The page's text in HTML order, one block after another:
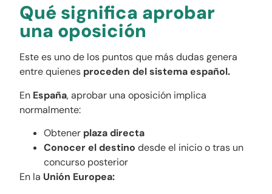
Qué significa aprobar
una oposición
Este es uno de los puntos que más dudas genera
entre quienes proceden del sistema español.
En España, aprobar una oposición implica
normalmente:
Obtener plaza directa
Conocer el destino desde el inicio o tras un
concurso posterior
En la Unión Europea: